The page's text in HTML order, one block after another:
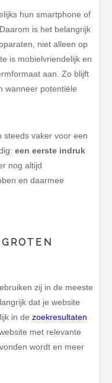
hun smartphone of
is het belangrijk
niet alleen op
is mobielvriendelijk en
aan. Zo blijft
wanneer potentiële
steeds vaker voor een
een eerste indruk
nog altijd
en daarmee
zij in de meeste
dat je website
in dezoekresultaten
met relevante
wordt en meer